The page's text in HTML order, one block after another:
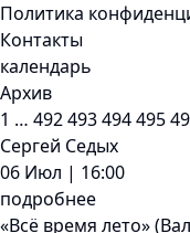
Политика
Контакты
календарь
Архив
1 … 492493494495
Сергей Седых
06 Июл | 16:00
подробнее
«Всё время лето»